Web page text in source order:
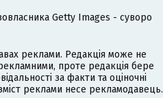
Getty Images - суворо
реклами. Редакція може не
проте редакція бере
за факти та оціночні
реклами несе рекламодавець.